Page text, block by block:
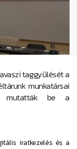
taggyűlését a
munkatársai
mutatták be a
iratkezelés és a